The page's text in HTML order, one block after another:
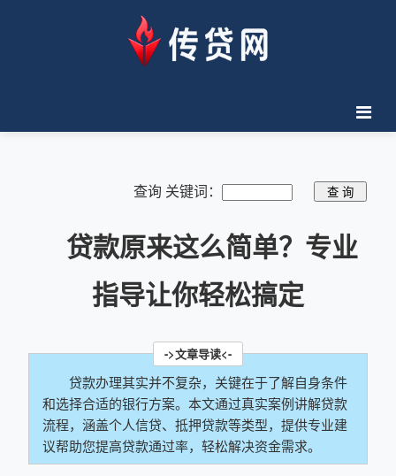
查询 关键词：
贷款原来这么简单？专业
指导让你轻松搞定
贷款办理其实并不复杂，关键在于了解自身条件
和选择合适的银行方案。本文通过真实案例讲解贷款
流程，涵盖个人信贷、抵押贷款等类型，提供专业建
议帮助您提高贷款通过率，轻松解决资金需求。